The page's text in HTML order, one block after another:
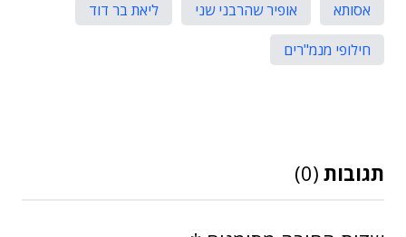
אסותא אופיר שהרבני שני
ליאת בר דוד
חילופי מנמ"רים
תגובות (0)